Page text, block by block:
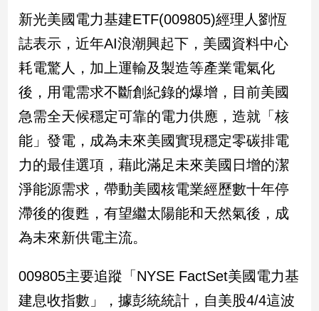
點
觀
點
兩
岸/
國
際
社
會/
地
方
冠
毒
新光美國電力基建ETF(009805)經理人劉恆
誌表示，近年AI浪潮興起下，美國資料中心
耗電驚人，加上運輸及製造等產業電氣化
後，用電需求不斷創紀錄的爆增，目前美國
急需全天候穩定可靠的電力供應，造就「核
能」發電，成為未來美國實現穩定零碳排電
力的最佳選項，藉此滿足未來美國日增的潔
淨能源需求，帶動美國核電業經歷數十年停
滯後的復甦，有望繼太陽能和天然氣後，成
為未來新供電主流。
009805主要追蹤「NYSE FactSet美國電力基
建息收指數」，據彭統統計，自美股4/4這波